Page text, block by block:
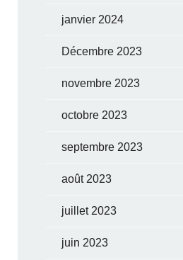
janvier 2024
Décembre 2023
novembre 2023
octobre 2023
septembre 2023
août 2023
juillet 2023
juin 2023